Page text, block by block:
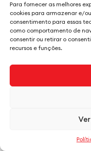
Para fornecer as melhores
cookies para armazenar e/
consentimento para essas
como comportamento de
consentir ou retirar o
recursos e funções.
Gestão Comercial,
Computadores;
Mais de 20 opções
Parceria com o
áreas de Gestão,
Educação
Pós-Graduação
em diferentes áreas